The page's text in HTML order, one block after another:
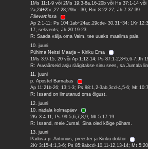
1Ms 11:1-9 või 2Ms 19:3-8a,16-20b või Hs 37:1-14
2a,24+25c,27-28,29bc- 30; Rm 8:22-27; Jh 7:37-39
Päevamissa
Ap 2:1-11; Ps 104:1ab+24ac,29cde- 30,31+34; 1Kr
17; sekvents; Jh 20:19-23
R: Saada välja oma Vaim, tee uueks maailma pale.
10. juuni
Pühima Neitsi Maarja – Kiriku Ema
1Ms 3:9-15, 20 või Ap 1:12-14; Ps 87:1-2,3+5,6-7;Jh
R: Auväärseid asju räägitakse sinu sees, sa Jumala
11. juuni
p. Apostel Barnabas
Ap 11:21b-26; 13:1-3; Ps 98:1,2-3ab,3cd-4,5-6; Mt
R: Issand on ilmutanud oma õigust.
12. juuni
10. nädala kolmapäev
2Kr 3:4-11; Ps 99:5,6,7,8,9; Mt 5:17-19
R: Issand, meie Jumal, Sina oled kõige püham.
13. juuni
Padova p. Antonius, preester ja Kiriku doktor
2Kr 3:15-4:1,3-6; Ps 85:9abcd+10,11-12,13-14; Mt